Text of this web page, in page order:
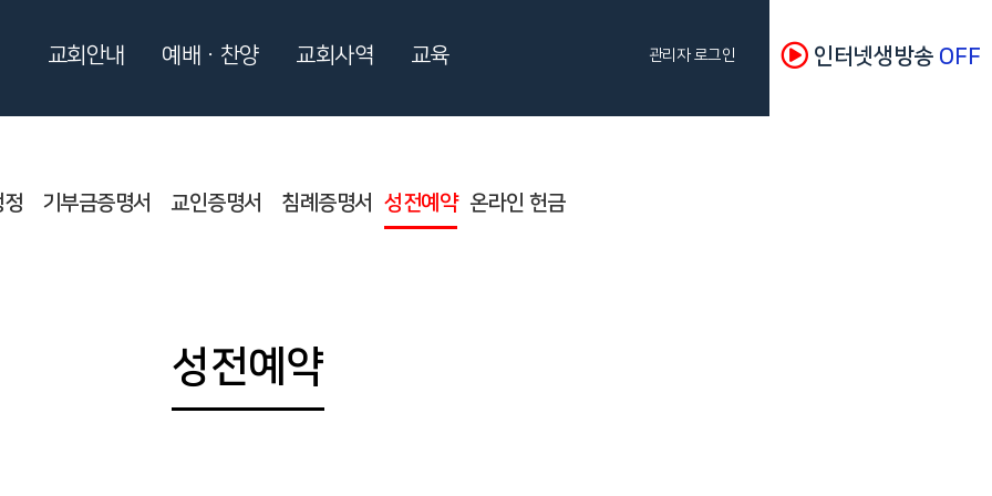
기부금증명서 교인증명서 침례증명서 성전예약 온라인 헌금
성전예약
교회안내 예배ㆍ찬양 교회사역 교육 관리자 로그인 인터넷생방송 OFF